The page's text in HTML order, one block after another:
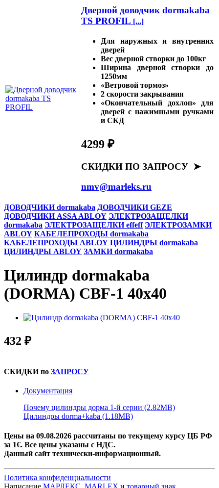
Дверной доводчик dormakaba
TS PROFIL [...]
Для наружных и внутренних
дверей
Вес дверной створки до 100кг
Ширина дверной створки до
1250мм
«Ветровой тормоз»
2 скорости закрывания
«Окончательный дохлоп» для
дверей с нажимными ручками
и СКД
4299 ₽
СКИДКИ ПО ЗАПРОСУ ➤
nmv@marleks.ru
ДОВОДЧИКИ dormakaba ДОВОДЧИКИ GEZE
ДОВОДЧИКИ ASSA ABLOY ЭЛЕКТРОЗАЩЕЛКИ
dormakaba ЭЛЕКТРОЗАЩЕЛКИ effeff ЭЛЕКТРОЗАМКИ
ABLOY КАБЕЛЕПРОХОДЫ dormakaba
КАБЕЛЕПРОХОДЫ ABLOY ЦИЛИНДРЫ dormakaba
ЦИЛИНДРЫ ABLOY ЗАМКИ dormakaba
Цилиндр dormakaba
(DORMA) CBF-1 40x40
432 ₽
СКИДКИ по ЗАПРОСУ
Документация
Почему цилиндры дорма 1-й серии (2.82MB)
Цилиндры dorma+kaba (1.18MB)
Цены на 09.08.2026 рассчитаны по текущему курсу ЦБ РФ
за 1€. Все цены указаны с НДС.
Данный сайт технически-информационный.
Политика конфиденциальности
Написание МАРЛЕКС, MARLEX и товарный знак